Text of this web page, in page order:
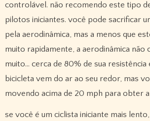
controlável. não recomendo este tipo
pilotos iniciantes. você pode sacrificar
pela aerodinâmica, mas a menos que
muito rapidamente, a aerodinâmica não
muito… cerca de 80% de sua resistência
bicicleta vem do ar ao seu redor, mas
movendo acima de 20 mph para obter
se você é um ciclista iniciante mais